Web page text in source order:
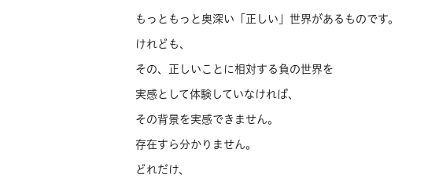
もっともっと奥深い「正しい」世界があるものです。
けれども、
その、正しいことに相対する負の世界を
実感として体験していなければ、
その背景を実感できません。
存在すら分かりません。
どれだけ、